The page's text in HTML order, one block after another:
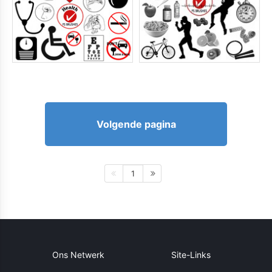
Volgende pagina
1
Ons Netwerk Site-Links